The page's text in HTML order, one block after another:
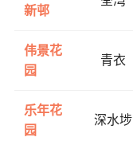
新邨
伟景花
园
青衣
乐年花
园
深水埗